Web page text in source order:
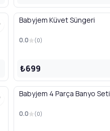
Babyjem Küvet Süngeri
0.0 (0)
₺699
Babyjem 4 Parça Banyo Seti
0.0 (0)